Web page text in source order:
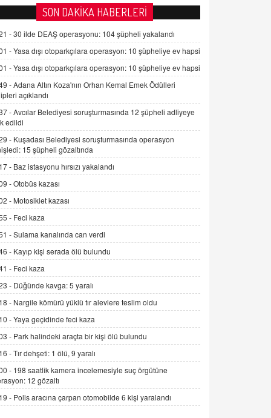
FARUK ÖNALAN
Tezkere Onaylanmasaydı…
2 Kasım 2021 Salı 00:11
AV. DOĞAN CAN DOĞAN
Kişisel verilerin korunması ve dijital
hukukun gelişimi
15.09.2025 16:17
SEHER EREK
Kış Ayları Geldi, Hangi Önlemler
Alınmalı?
9.12.2025 10:11
İNCİ GÜL AKÖL
Trump Keşke Adana'yı da Ziyaret Etse...
06.07.2026 13:00
ADEM AKÖL
Esed Destekçilerinin Yüzüne Vurulan
Şamar: Sednaya
11.12.2024 12:30
DR. EKREM ASLAN
Gerçek Ne, Algı Ne? "Beraber
Yürüyoruz" Cümlesinin Peşinden
19.07.2025 12:45
GÖNÜL MENEKŞE
Şifacının Yolu
04.11.2025 12:56
SON DAKİKA HABERLERİ
-30 ilde DEAŞ operasyonu: 104 şüpheli yakalandı
-Yasa dışı otoparkçılara operasyon: 10 şüpheliye ev hapsi
-Yasa dışı otoparkçılara operasyon: 10 şüpheliye ev hapsi
-Adana Altın Koza'nın Orhan Kemal Emek Ödülleri
açıklandı
-Avcılar Belediyesi soruşturmasında 12 şüpheli adliyeye
edildi
- Kuşadası Belediyesi soruşturmasında operasyon
15 şüpheli gözaltında
- Baz istasyonu hırsızı yakalandı
-Otobüs kazası
- Motosiklet kazası
- Feci kaza
-Sulama kanalında can verdi
- Kayıp kişi serada ölü bulundu
- Feci kaza
- Düğünde kavga: 5 yaralı
- Nargile kömürü yüklü tır alevlere teslim oldu
-Yaya geçidinde feci kaza
- Park halindeki araçta bir kişi ölü bulundu
-Tır dehşeti: 1 ölü, 9 yaralı
- 198 saatlik kamera incelemesiyle suç örgütüne
12 gözaltı
- Polis aracına çarpan otomobilde 6 kişi yaralandı